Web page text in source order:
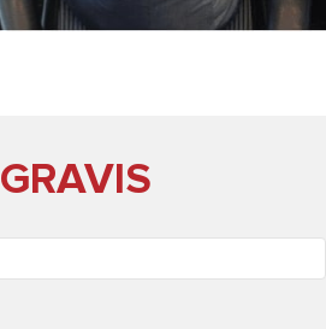
GRAVIS